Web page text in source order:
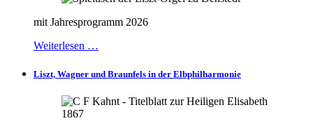
mit Jahresprogramm 2026
Weiterlesen …
Liszt, Wagner und Braunfels in der Elbphilharmonie